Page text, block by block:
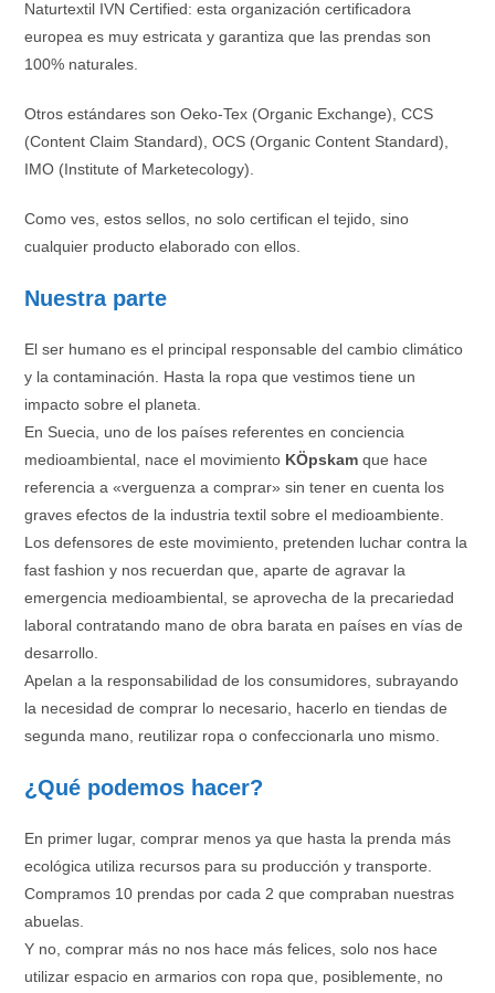
Naturtextil IVN Certified: esta organización certificadora
europea es muy estricata y garantiza que las prendas son
100% naturales.
Otros estándares son Oeko-Tex (Organic Exchange), CCS
(Content Claim Standard), OCS (Organic Content Standard),
IMO (Institute of Marketecology).
Como ves, estos sellos, no solo certifican el tejido, sino
cualquier producto elaborado con ellos.
Nuestra parte
El ser humano es el principal responsable del cambio climático
y la contaminación. Hasta la ropa que vestimos tiene un
impacto sobre el planeta.
En Suecia, uno de los países referentes en conciencia
medioambiental, nace el movimiento KÖpskam que hace
referencia a «verguenza a comprar» sin tener en cuenta los
graves efectos de la industria textil sobre el medioambiente.
Los defensores de este movimiento, pretenden luchar contra la
fast fashion y nos recuerdan que, aparte de agravar la
emergencia medioambiental, se aprovecha de la precariedad
laboral contratando mano de obra barata en países en vías de
desarrollo.
Apelan a la responsabilidad de los consumidores, subrayando
la necesidad de comprar lo necesario, hacerlo en tiendas de
segunda mano, reutilizar ropa o confeccionarla uno mismo.
¿Qué podemos hacer?
En primer lugar, comprar menos ya que hasta la prenda más
ecológica utiliza recursos para su producción y transporte.
Compramos 10 prendas por cada 2 que compraban nuestras
abuelas.
Y no, comprar más no nos hace más felices, solo nos hace
utilizar espacio en armarios con ropa que, posiblemente, no